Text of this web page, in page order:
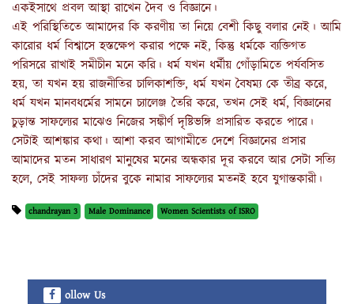
একইসাথে প্রবল আস্থা রাখেন দৈব ও বিজ্ঞানে।
এই পরিস্থিতিতে আমাদের কি করণীয় তা নিয়ে বেশী কিছু বলার নেই। আমি
কারোর ধর্ম বিশ্বাসে হস্তক্ষেপ করার পক্ষে নই, কিন্তু ধর্মকে ব্যক্তিগত
পরিসরে রাখাই সমীচীন মনে করি। ধর্ম যখন ধর্মীয় গোঁড়ামিতে পর্যবসিত
হয়, তা যখন হয় রাজনীতির চালিকাশক্তি, ধর্ম যখন বৈষম্য কে তীব্র করে,
ধর্ম যখন মানবধর্মের সামনে চ্যালেঞ্জ তৈরি করে, তখন সেই ধর্ম, বিজ্ঞানের
চুড়ান্ত সাফল্যের মাঝেও নিজের সঙ্কীর্ণ দৃষ্টিভঙ্গি প্রসারিত করতে পারে।
সেটাই আশঙ্কার কথা। আশা করব আগামীতে দেশে বিজ্ঞানের প্রসার
আমাদের মতন সাধারণ মানুষের মনের অন্ধকার দূর করবে আর সেটা সত্যি
হলে, সেই সাফল্য চাঁদের বুকে নামার সাফল্যের মতনই হবে যুগান্তকারী।
chandrayan 3 Male Dominance Women Scientists of ISRO
ollow Us